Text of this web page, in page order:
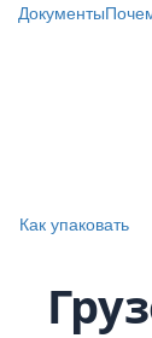
Документы
Как упаковать